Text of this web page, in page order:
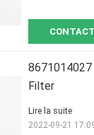
CONTACT
8671014027
Filter
Lire la suite
2022-09-21